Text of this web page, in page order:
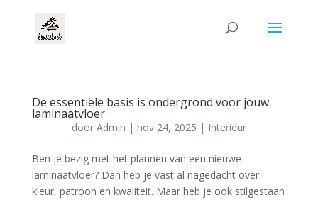
De essentiële basis is ondergrond voor jouw
laminaatvloer
door Admin | nov 24, 2025 | Interieur
Ben je bezig met het plannen van een nieuwe
laminaatvloer? Dan heb je vast al nagedacht over
kleur, patroon en kwaliteit. Maar heb je ook stilgestaan